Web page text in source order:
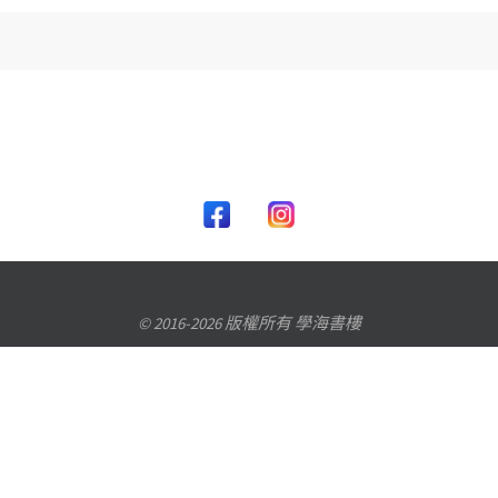
© 2016-2026 版權所有 學海書樓